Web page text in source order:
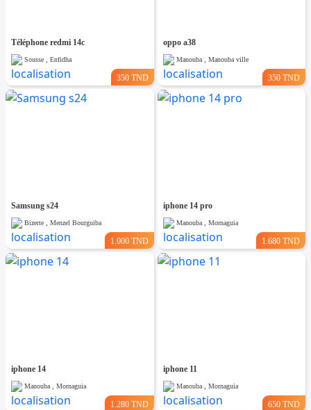
Téléphone redmi 14c
Sousse , Enfidha
350 TND
oppo a38
Manouba , Manouba ville
350 TND
Samsung s24
Bizerte , Menzel Bourguiba
1.000 TND
iphone 14 pro
Manouba , Mornaguia
1.680 TND
iphone 14
Manouba , Mornaguia
1.280 TND
iphone 11
Manouba , Mornaguia
650 TND